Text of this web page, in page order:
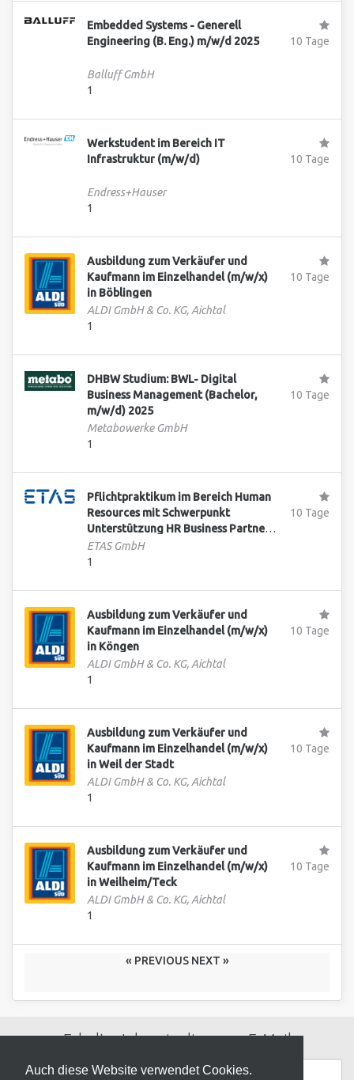
Auch diese Website verwendet Cookies.
Embedded Systems - Generell
Engineering (B. Eng.) m/w/d 2025
Balluff GmbH
1
10 Tage
Werkstudent im Bereich IT
Infrastruktur (m/w/d)
Endress+Hauser
1
10 Tage
Ausbildung zum Verkäufer und
Kaufmann im Einzelhandel (m/w/x)
in Böblingen
ALDI GmbH & Co. KG, Aichtal
1
10 Tage
DHBW Studium: BWL- Digital
Business Management (Bachelor,
m/w/d) 2025
Metabowerke GmbH
1
10 Tage
Pflichtpraktikum im Bereich Human
Resources mit Schwerpunkt
Unterstützung HR Business Partner
Team
ETAS GmbH
1
10 Tage
Ausbildung zum Verkäufer und
Kaufmann im Einzelhandel (m/w/x)
in Köngen
ALDI GmbH & Co. KG, Aichtal
1
10 Tage
Ausbildung zum Verkäufer und
Kaufmann im Einzelhandel (m/w/x)
in Weil der Stadt
ALDI GmbH & Co. KG, Aichtal
1
10 Tage
Ausbildung zum Verkäufer und
Kaufmann im Einzelhandel (m/w/x)
in Weilheim/Teck
ALDI GmbH & Co. KG, Aichtal
1
10 Tage
« PREVIOUS NEXT »
Erhalte Jobs wie diese per E-Mail